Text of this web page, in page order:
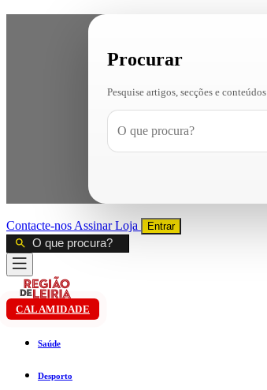
Procurar
Pesquise artigos, secções e conteúdos
Contacte-nos AssinarLoja Entrar
CALAMIDADE
Saúde
Desporto